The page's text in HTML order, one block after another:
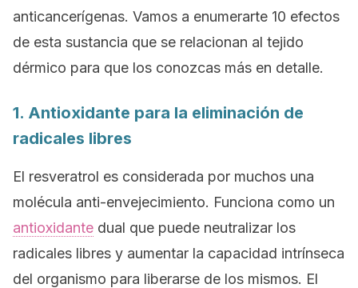
anticancerígenas. Vamos a enumerarte 10 efectos
de esta sustancia que se relacionan al tejido
dérmico para que los conozcas más en detalle.
1. Antioxidante para la eliminación de
radicales libres
El resveratrol es considerada por muchos una
molécula anti-envejecimiento. Funciona como un
antioxidante dual que puede neutralizar los
radicales libres y aumentar la capacidad intrínseca
del organismo para liberarse de los mismos. El